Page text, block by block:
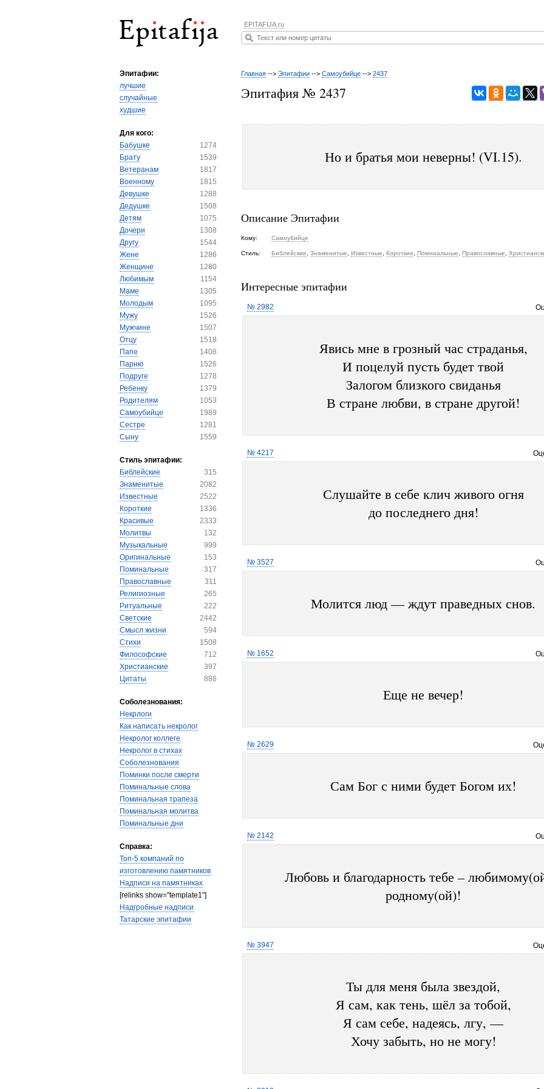
EPITAFIJA.ru
Эпитафии:
лучшие
случайные
худшие
Для кого:
Бабушке
1274
Брату
1539
Ветеранам
1817
Военному
1815
Девушке
1288
Дедушке
1508
Детям
1075
Дочери
1308
Другу
1544
Жене
1286
Женщине
1280
Любимым
1154
Маме
1305
Молодым
1095
Мужу
1526
Мужчине
1507
Отцу
1518
Папе
1408
Парню
1526
Подруге
1278
Ребенку
1379
Родителям
1053
Самоубийце
1989
Сестре
1281
Сыну
1559
Стиль эпитафии:
Библейские
315
Знаменитые
2082
Известные
2522
Короткие
1336
Красивые
2333
Молитвы
132
Музыкальные
999
Оригинальные
153
Поминальные
317
Православные
311
Религиозные
265
Ритуальные
222
Светские
2442
Смысл жизни
594
Стихи
1508
Философские
712
Христианские
397
Цитаты
886
Соболезнования:
Некрлоги
Как написать некролог
Некролог коллеге
Некролог в стихах
Соболезнования
Поминки после смерти
Поминальные слова
Поминальная трапеза
Поминальная молитва
Поминальные дни
Справка:
Топ-5 компаний по
изготовлению памятников
Надписи на памятниках
[relinks show="template1"]
Надгробные надписи
Татарские эпитафии
Главная --> Эпитафии --> Самоубийце --> 2437
Эпитафия № 2437
Но и братья мои неверны! (VI.15).
Описание Эпитафии
Кому: Самоубийце
Стиль: Библейские Знаменитые Известные Короткие Поминальные Православные
Интересные эпитафии
№ 2982
Явись мне в грозный час страданья,
И поцелуй пусть будет твой
Залогом близкого свиданья
В стране любви, в стране другой!
№ 4217
Слушайте в себе клич живого огня
до последнего дня!
№ 3527
Молится люд — ждут праведных снов.
№ 1652
Еще не вечер!
№ 2629
Сам Бог с ними будет Богом их!
№ 2142
Любовь и благодарность тебе –
родному(ой)!
№ 3947
Ты для меня была звездой,
Я сам, как тень, шёл за тобой,
Я сам себе, надеясь, лгу, —
Хочу забыть, но не могу!